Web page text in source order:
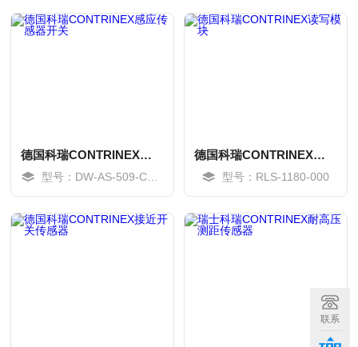
德国科瑞CONTRINEX感应传感器开关
型号：DW-AS-509-C8-404
德国科瑞CONTRINEX读写模块
型号：RLS-1180-000
联系